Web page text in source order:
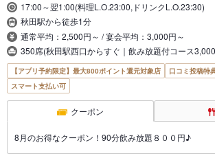
17:00～翌1:00(料理L.O.23:00,ドリンクL.O.23:30)
秋田駅から徒歩1分
通常平均：2,500円～ / 宴会平均：3,000円～
350席(秋田駅西口からすぐ｜飲み放題付コース
【アプリ予約限定】最大800ポイント還元対象店
口コミ投稿特
スマート支払い可
クーポン
8月のお得なクーポン！90分飲み放題８００円♪